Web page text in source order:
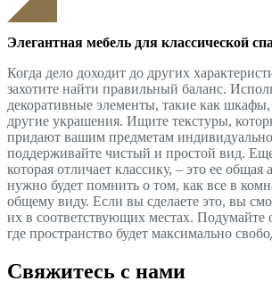
Элегантная мебель для классической
Когда дело доходит до других
захотите найти правильный баланс.
декоративные элементы, такие как
другие украшения. Ищите текстуры,
придают вашим предметам
поддерживайте чистый и простой вид.
которая отличает классику, – это ее общая
нужно будет помнить о том, как все в
общему виду. Если вы сделаете это, вы
их в соответствующих местах. Подумайте
где пространство будет максимально
Свяжитесь с нами